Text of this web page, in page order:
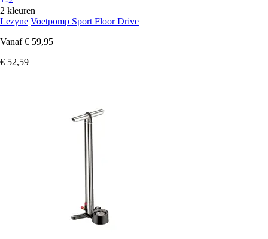
2 kleuren
Lezyne Voetpomp Sport Floor Drive
Vanaf € 59,95
€ 52,59